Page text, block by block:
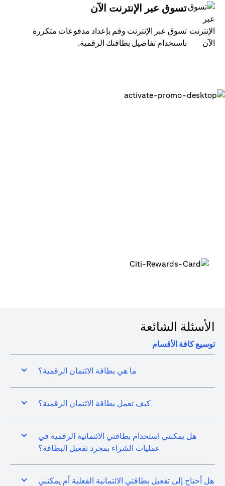
تسوق عبر الإنترنت الآن
تسوق عبر الإنترنت وقم بإعداد مدفوعات متكررة
باستخدام تفاصيل بطاقتك الرقمية.
الأسئلة الشائعة
توسيع كافة الأقسام
ما هي بطاقة الائتمان الرقمية؟
كيف تعمل بطاقة الائتمان الرقمية؟
هل يمكنني استخدام بطاقتي الائتمانية الرقمية في
عمليات الشراء بمجرد تفعيل البطاقة؟
هل أحتاج إلى تفعيل بطاقتي الائتمانية الفعلية أم يمكنني